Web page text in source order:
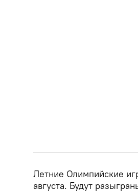
Летние Олимпийские
августа. Будут